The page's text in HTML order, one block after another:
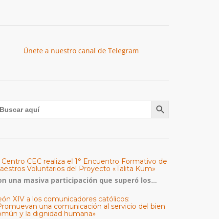
Únete a nuestro canal de Telegram
Botón de búsqueda
Centro CEC realiza el 1° Encuentro Formativo de
Voluntarios del Proyecto «Talita Kum»
una masiva participación que superó los...
XIV a los comunicadores católicos:
una comunicación al servicio del bien
y la dignidad humana»